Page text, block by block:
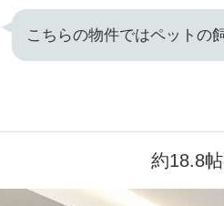
こちらの物件ではペットの
約18.8